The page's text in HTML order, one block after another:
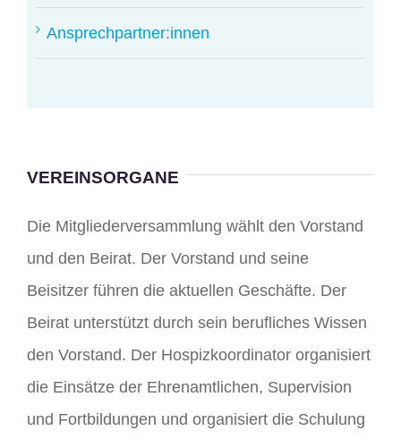
Ansprechpartner:innen
VEREINSORGANE
Die Mitgliederversammlung wählt den Vorstand
und den Beirat. Der Vorstand und seine
Beisitzer führen die aktuellen Geschäfte. Der
Beirat unterstützt durch sein berufliches Wissen
den Vorstand. Der Hospizkoordinator organisiert
die Einsätze der Ehrenamtlichen, Supervision
und Fortbildungen und organisiert die Schulung